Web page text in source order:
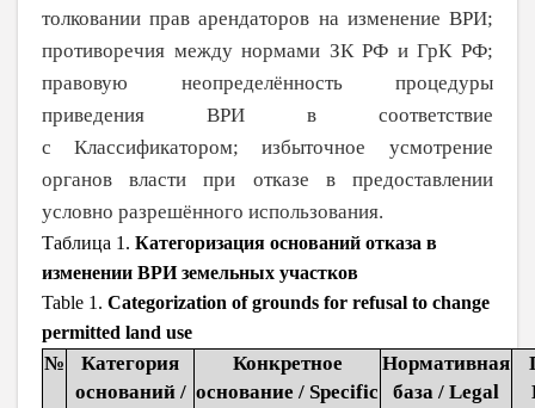
толковании прав арендаторов на изменение ВРИ;
противоречия между нормами ЗК РФ и ГрК РФ;
правовую неопределённость процедуры
приведения ВРИ в соответствие
с
Классификатором; избыточное усмотрение
органов власти при отказе в предоставлении
условно разрешённого использования.
Таблица 1. Категоризация оснований отказа в
изменении ВРИ земельных участков
Table 1. Categorization of grounds for refusal to change
permitted land use
№
Категория
оснований /
Конкретное
основание / Specific
Нормативная
база / Legal